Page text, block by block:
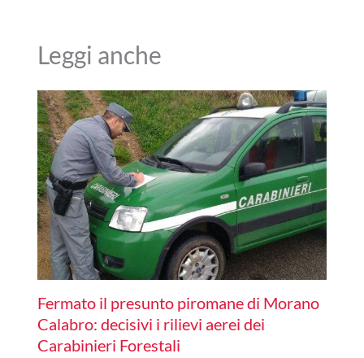
Leggi anche
Fermato il presunto piromane di Morano
Calabro: decisivi i rilievi aerei dei
Carabinieri Forestali